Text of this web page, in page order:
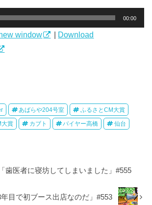
00:00
window | Download
あばらや204号室 ふるさとCM大賞
大賞 カブト バイヤー高橋 仙台
歯医者に寝坊してしまいました」#555
目で初ブース出店なのだ」#553